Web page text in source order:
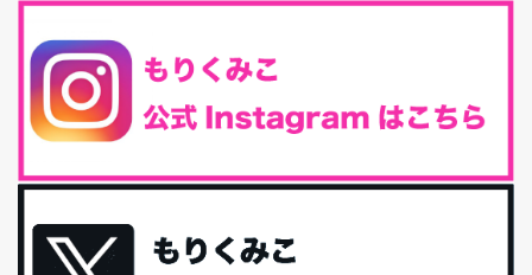
腸内環境を整えることは、健康維持の中でいっちばん大事！だと私
は思っています。 ヒトの免...
iHerb特大セール終了間近！みんな何買う？
最近お風呂上がりの炭酸水をシリカシリカにしているんだけど確か
今回は、最近毎回定期的に購入している「楽天ふるさと納税」の返
礼品トップ５を紹介します。今までいろ...